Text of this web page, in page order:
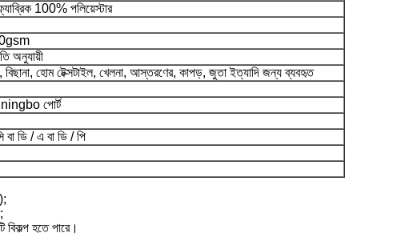
100% পলিয়েস্টার
অনুযায়ী
বিছানা, হোম টেক্সটাইল, খেলনা, আস্তরণের, কাপড়, জুতা ইত্যাদি জন্য ব্যবহৃত
পোর্ট
বা ডি / এ বা ডি / পি
হতে পারে।